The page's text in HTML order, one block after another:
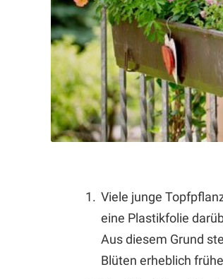
Viele junge
eine Plastikfolie
Aus diesem Grund
Blüten erheblich